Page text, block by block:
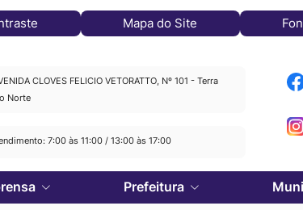
Mapa do Site
CLOVES FELICIO VETORATTO, Nº 101 - Terra
Norte
7:00 às 11:00 / 13:00 às 17:00
Prefeitura